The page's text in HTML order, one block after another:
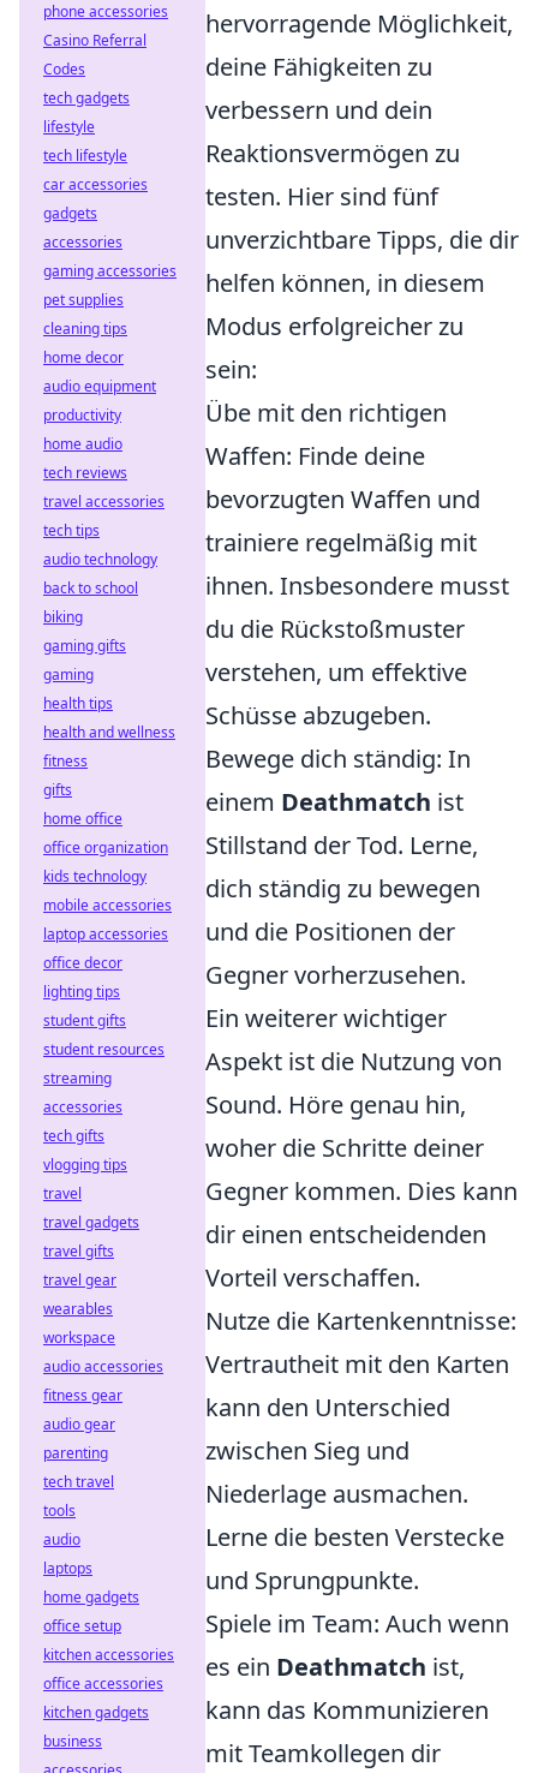
hervorragende Möglichkeit,
deine Fähigkeiten zu
verbessern und dein
Reaktionsvermögen zu
testen. Hier sind fünf
unverzichtbare Tipps, die dir
helfen können, in diesem
Modus erfolgreicher zu
sein:
Übe mit den richtigen
Waffen: Finde deine
bevorzugten Waffen und
trainiere regelmäßig mit
ihnen. Insbesondere musst
du die Rückstoßmuster
verstehen, um effektive
Schüsse abzugeben.
Bewege dich ständig: In
einem Deathmatch ist
Stillstand der Tod. Lerne,
dich ständig zu bewegen
und die Positionen der
Gegner vorherzusehen.
Ein weiterer wichtiger
Aspekt ist die Nutzung von
Sound. Höre genau hin,
woher die Schritte deiner
Gegner kommen. Dies kann
dir einen entscheidenden
Vorteil verschaffen.
Nutze die Kartenkenntnisse:
Vertrautheit mit den Karten
kann den Unterschied
zwischen Sieg und
Niederlage ausmachen.
Lerne die besten Verstecke
und Sprungpunkte.
Spiele im Team: Auch wenn
es ein Deathmatch ist,
kann das Kommunizieren
mit Teamkollegen dir
phone accessories
Casino Referral
Codes
tech gadgets
lifestyle
tech lifestyle
car accessories
gadgets
accessories
gaming accessories
pet supplies
cleaning tips
home decor
audio equipment
productivity
home audio
tech reviews
travel accessories
tech tips
audio technology
back to school
biking
gaming gifts
gaming
health tips
health and wellness
fitness
gifts
home office
office organization
kids technology
mobile accessories
laptop accessories
office decor
lighting tips
student gifts
student resources
streaming
accessories
tech gifts
vlogging tips
travel
travel gadgets
travel gifts
travel gear
wearables
workspace
audio accessories
fitness gear
audio gear
parenting
tech travel
tools
audio
laptops
home gadgets
office setup
kitchen accessories
office accessories
kitchen gadgets
business